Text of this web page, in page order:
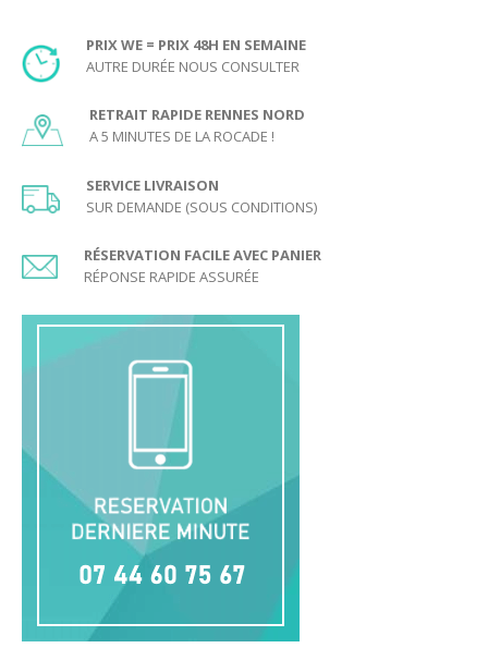
PRIX WE = PRIX 48H EN SEMAINE
AUTRE DURÉE NOUS CONSULTER
RETRAIT RAPIDE RENNES NORD
A 5 MINUTES DE LA ROCADE !
SERVICE LIVRAISON
SUR DEMANDE (SOUS CONDITIONS)
RÉSERVATION FACILE AVEC PANIER
RÉPONSE RAPIDE ASSURÉE